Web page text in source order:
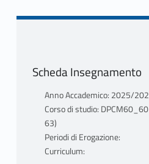
Scheda Insegnamento
Anno Accademico: 2025/
Corso di studio:
63)
Periodi di Erogazione:
Curriculum: